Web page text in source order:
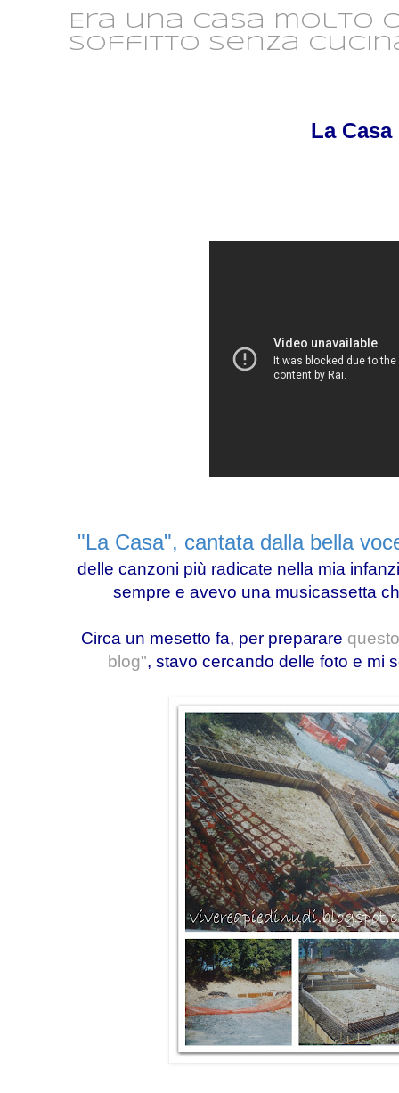
Era una casa molto
soffitto senza
La Casa
"La Casa", cantata dalla bella
delle canzoni più radicate nella mia
sempre e avevo una musicassetta
Circa un mesetto fa, per preparare
blog", stavo cercando delle foto e mi